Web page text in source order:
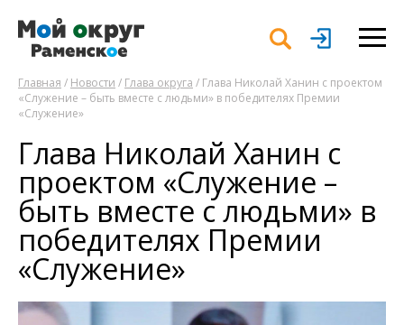
Главная / Новости / Глава округа / Глава Николай Ханин с проектом
«Служение – быть вместе с людьми» в победителях Премии
«Служение»
Глава Николай Ханин с
проектом «Служение –
быть вместе с людьми» в
победителях Премии
«Служение»